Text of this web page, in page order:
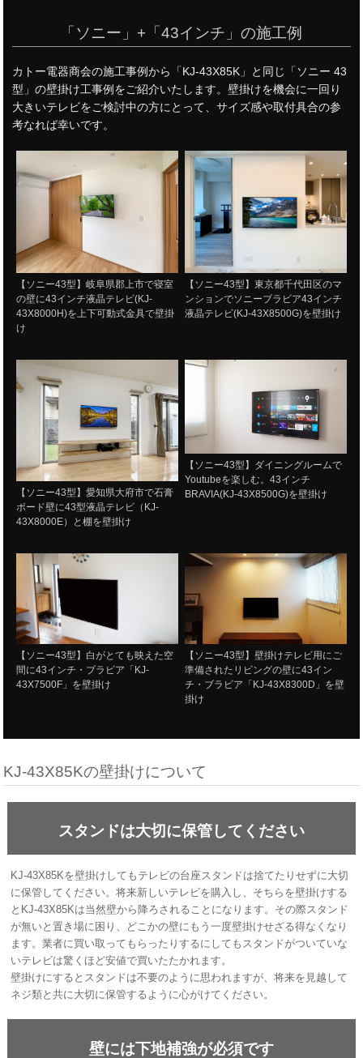
「ソニー」+「43インチ」の施工例
カトー電器商会の施工事例から「KJ-43X85K」と同じ「ソニー 43
型」の壁掛け工事例をご紹介いたします。壁掛けを機会に一回り
大きいテレビをご検討中の方にとって、サイズ感や取付具合の参
考なれば幸いです。
【ソニー43型】岐阜県郡上市で寝室
の壁に43インチ液晶テレビ(KJ-
43X8000H)を上下可動式金具で壁掛
け
【ソニー43型】東京都千代田区のマ
ンションでソニーブラビア43インチ
液晶テレビ(KJ-43X8500G)を壁掛け
【ソニー43型】愛知県大府市で石膏
ボード壁に43型液晶テレビ（KJ-
43X8000E）と棚を壁掛け
【ソニー43型】ダイニングルームで
Youtubeを楽しむ。43インチ
BRAVIA(KJ-43X8500G)を壁掛け
【ソニー43型】白がとても映えた空
間に43インチ・ブラビア「KJ-
43X7500F」を壁掛け
【ソニー43型】壁掛けテレビ用にご
準備されたリビングの壁に43イン
チ・ブラビア「KJ-43X8300D」を壁
掛け
KJ-43X85Kの壁掛けについて
スタンドは大切に保管してください
KJ-43X85Kを壁掛けしてもテレビの台座スタンドは捨てたりせずに大切
に保管してください。将来新しいテレビを購入し、そちらを壁掛けする
とKJ-43X85Kは当然壁から降ろされることになります。その際スタンド
が無いと置き場に困り、どこかの壁にもう一度壁掛けせざる得なくなり
ます。業者に買い取ってもらったりするにしてもスタンドがついていな
いテレビは驚くほど安値で買いたたかれます。
壁掛けにするとスタンドは不要のように思われますが、将来を見越して
ネジ類と共に大切に保管するように心がけてください。
壁には下地補強が必須です